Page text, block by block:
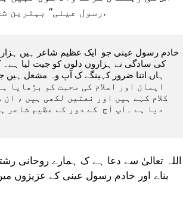
رسول عینی” بہترین شخص شامل ہیں ان سب پر اللہ تعالیٰ کا بہت بڑا کرم ہے.
اللہ تعالیٰ سے دعا ہے ک ہمارے روحانی
بناے اور خادم رسول عینی کے عزیزوں